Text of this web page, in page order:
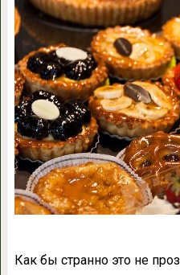
Как бы странно это не